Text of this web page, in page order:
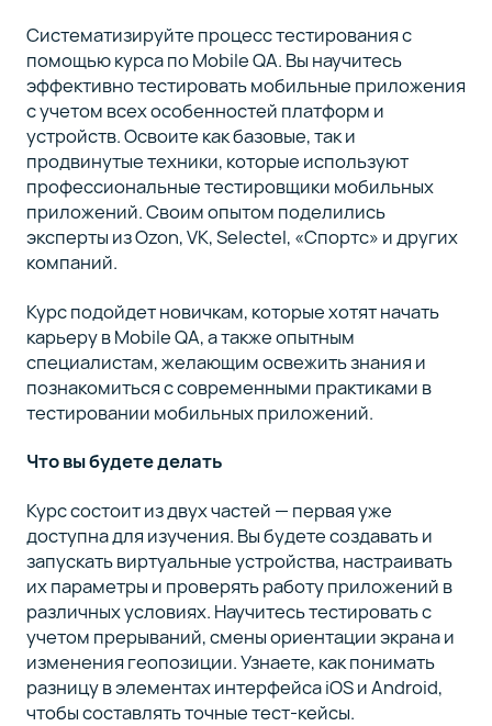
Систематизируйте процесс тестирования с
помощью курса по Mobile QA. Вы научитесь
эффективно тестировать мобильные приложения
с учетом всех особенностей платформ и
устройств. Освоите как базовые, так и
продвинутые техники, которые используют
профессиональные тестировщики мобильных
приложений. Своим опытом поделились
эксперты из Ozon, VK, Selectel, «Спортс» и других
компаний.
Курс подойдет новичкам, которые хотят начать
карьеру в Mobile QA, а также опытным
специалистам, желающим освежить знания и
познакомиться с современными практиками в
тестировании мобильных приложений.
Что вы будете делать
Курс состоит из двух частей — первая уже
доступна для изучения. Вы будете создавать и
запускать виртуальные устройства, настраивать
их параметры и проверять работу приложений в
различных условиях. Научитесь тестировать с
учетом прерываний, смены ориентации экрана и
изменения геопозиции. Узнаете, как понимать
разницу в элементах интерфейса iOS и Android,
чтобы составлять точные тест-кейсы.